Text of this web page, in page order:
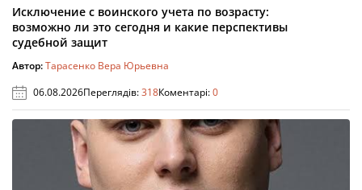
Исключение с воинского учета по возрасту:
возможно ли это сегодня и какие перспективы
судебной защит
Автор:Тарасенко Вера Юрьевна
06.08.2026Переглядів:318Коментарі:0